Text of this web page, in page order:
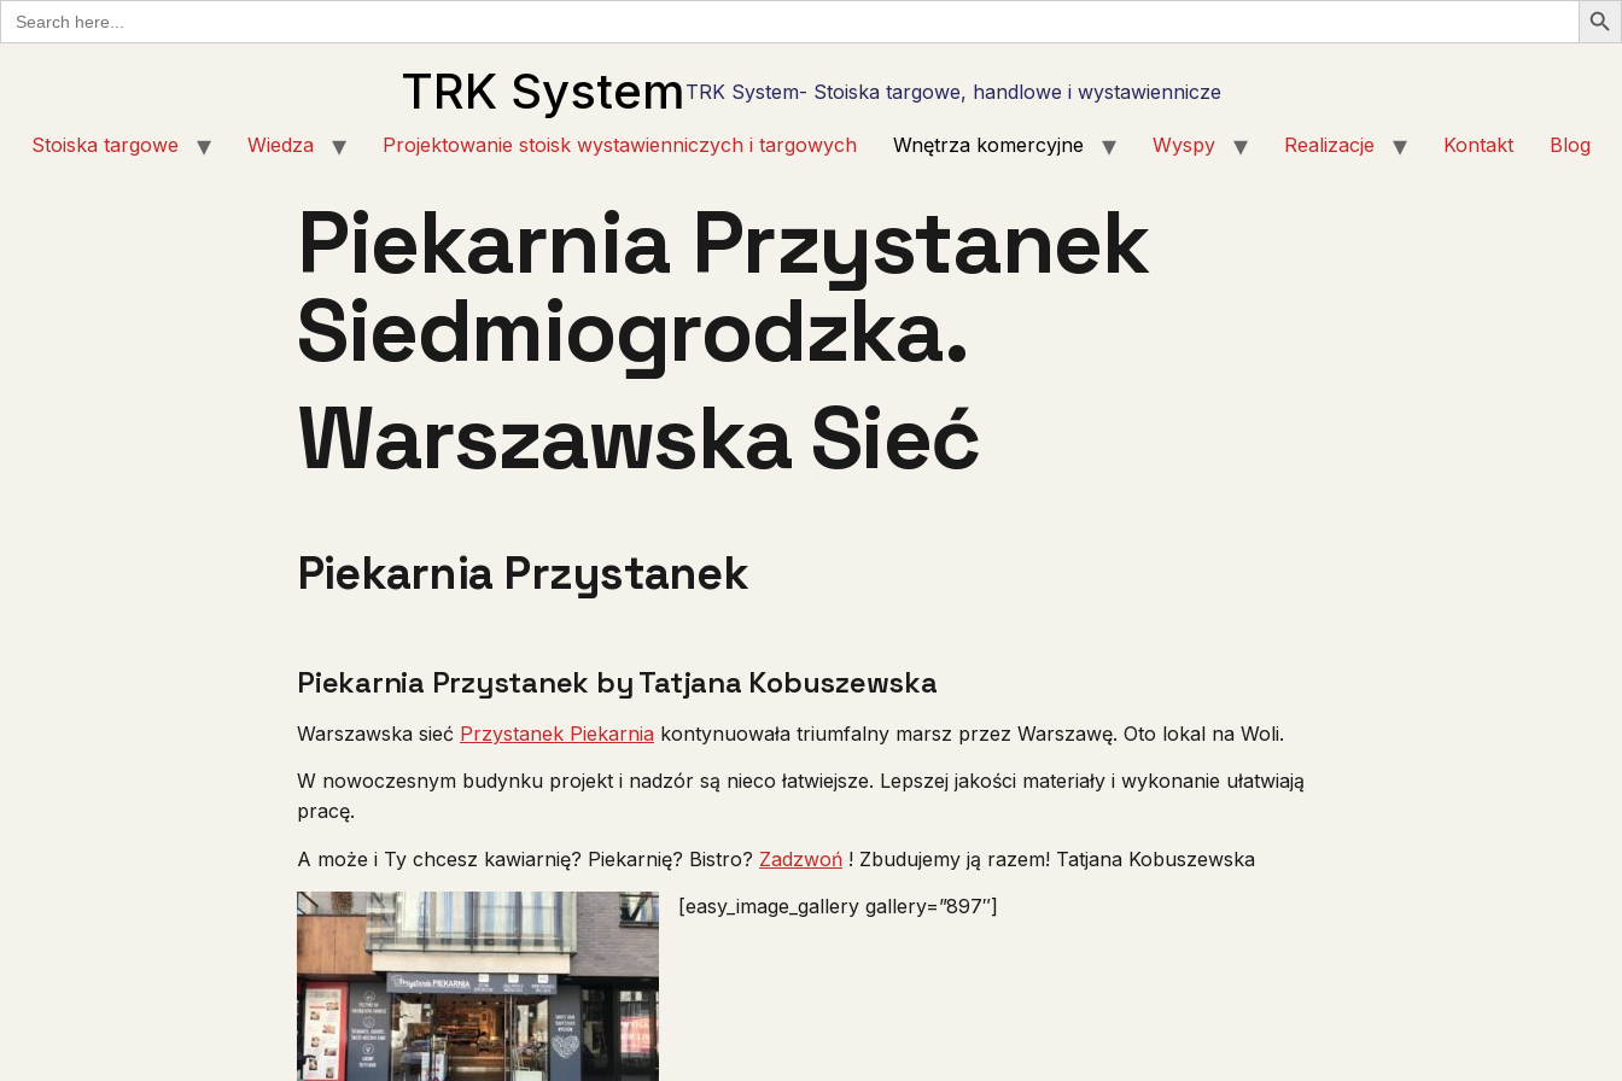
Search
for:
TRK System TRK System- Stoiska targowe, handlowe i wystawiennicze
Stoiska targowe Wiedza Projektowanie stoisk wystawienniczych i targowych Wnętrza komercyjne Wyspy Realizacje Kontakt Blog
Piekarnia Przystanek
Siedmiogrodzka.
Warszawska Sieć
Piekarnia Przystanek
Piekarnia Przystanek by Tatjana Kobuszewska
Warszawska sieć Przystanek Piekarnia kontynuowała triumfalny marsz przez Warszawę. Oto lokal na Woli.
W nowoczesnym budynku projekt i nadzór są nieco łatwiejsze. Lepszej jakości materiały i wykonanie ułatwiają
pracę.
A może i Ty chcesz kawiarnię? Piekarnię? Bistro? Zadzwoń ! Zbudujemy ją razem! Tatjana Kobuszewska
[easy_image_gallery gallery=”897″]